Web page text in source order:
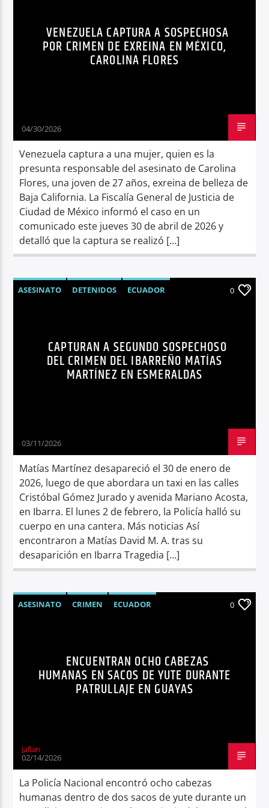
Radio hola
VENEZUELA CAPTURA A SOSPECHOSA
POR CRIMEN DE EXREINA EN MÉXICO,
CAROLINA FLORES
04/30/2026
Venezuela captura a una mujer, quien es la
presunta responsable del asesinato de Carolina
Flores, una joven de 27 años, exreina de belleza de
Baja California. La Fiscalía General de Justicia de
Ciudad de México informó el caso en un
comunicado este jueves 30 de abril de 2026 y
detalló que la captura se realizó […]
ASESINATO DETENIDOS
ECUADOR
0
CAPTURAN A SEGUNDO SOSPECHOSO
DEL CRIMEN DEL IBARREÑO MATÍAS
MARTÍNEZ EN ESMERALDAS
03/11/2026
Matías Martínez desapareció el 30 de enero de
2026, luego de que abordara un taxi en las calles
Cristóbal Gómez Jurado y avenida Mariano Acosta,
en Ibarra. El lunes 2 de febrero, la Policía halló su
cuerpo en una cantera. Más noticias Así
encontraron a Matías David M. A. tras su
desaparición en Ibarra Tragedia […]
ASESINATO CRIMEN
ECUADOR
0
ENCUENTRAN OCHO CABEZAS
HUMANAS EN SACOS DE YUTE DURANTE
PATRULLAJE EN GUAYAS
jallan
02/14/2026
La Policía Nacional encontró ocho cabezas
humanas dentro de dos sacos de yute durante un